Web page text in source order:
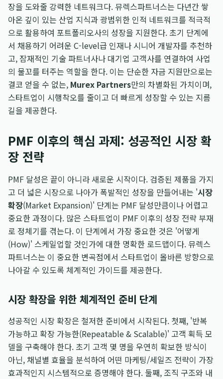
장을 도와줄 강력한 네트워크다. 뮤렉스파트너스는 다년간 쌓
아온 깊이 있는 산업 지식과 광범위한 인적 네트워크를 적극적
으로 활용하여 포트폴리오사의 성장을 지원한다. 초기 단계에
서 채용하기 어려운 C-level급 인재나 시니어 개발자를 추천하
고, 잠재적인 기술 파트너사나 대기업 고객사를 연결하여 사업
의 물꼬를 터주는 역할을 한다. 이는 단순한 자금 지원만으로는
결코 얻을 수 없는, Murex Partners만의 차별화된 가치이며,
스타트업이 시행착오를 줄이고 더 빠르게 성장할 수 있는 지름
길을 제공한다.
PMF 이후의 핵심 과제: 성공적인 시장 확
장 전략
PMF 달성은 끝이 아니라 새로운 시작이다. 검증된 제품을 가지
고 더 넓은 시장으로 나아가 폭발적인 성장을 만들어내는 '시장
확장(Market Expansion)' 단계는 PMF 달성만큼이나 어렵고
중요한 과정이다. 많은 스타트업이 PMF 이후의 성장 전략 부재
로 정체기를 겪는다. 이 단계에서 가장 중요한 것은 '어떻게
(How)' 스케일업할 것인가에 대한 명확한 로드맵이다. 뮤렉스
파트너스는 이 중요한 변곡점에서 스타트업이 올바른 방향으로
나아갈 수 있도록 체계적인 가이드를 제공한다.
시장 확장을 위한 체계적인 준비 단계
성공적인 시장 확장은 철저한 준비에서 시작된다. 첫째, '반복
가능하고 확장 가능한(Repeatable & Scalable)' 고객 획득 모
델을 구축해야 한다. 초기 고객 몇 명을 우연히 확보한 방식이
아닌, 채널별 효율을 분석하여 어떤 마케팅/세일즈 전략이 가장
효과적인지 시스템적으로 증명해야 한다. 둘째, 조직 구조와 내